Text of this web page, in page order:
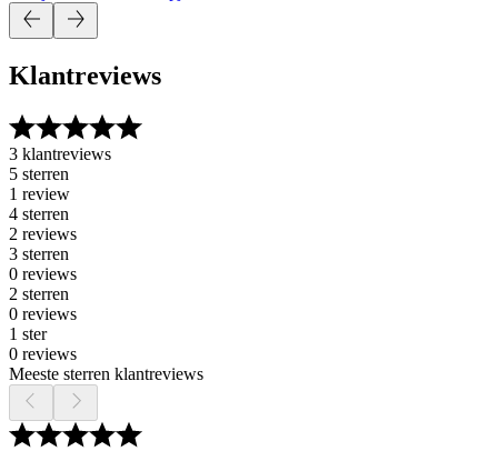
Klantreviews
3 klantreviews
5 sterren
1 review
4 sterren
2 reviews
3 sterren
0 reviews
2 sterren
0 reviews
1 ster
0 reviews
Meeste sterren klantreviews